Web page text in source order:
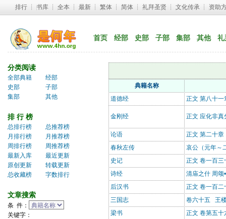
排行 ┊ 书库 ┊ 全本 ┊ 最新 ┊ 繁体 ┊ 简体 ┊ 礼拜圣贤 ┊ 文化传承 ┊ 资助
首页 经部 史部 子部 集部 其他 礼
分类阅读
全部典籍
经部
史部
子部
集部
其他
排 行 榜
总排行榜
总推荐榜
月排行榜
月推荐榜
周排行榜
周推荐榜
最新入库
最近更新
原创更新
转载更新
总收藏榜
字数排行
文章搜索
条 件：
关键字：
典籍名称
道德经
正文 第八十一
金刚经 正文 应化非真
论语
正文 第二十
春秋左传
哀公（元年～
史记
正文 卷一百
诗经
清庙之什 周颂
后汉书
正文 卷一百
三国志
卷六十五 王
梁书
正文 卷第五